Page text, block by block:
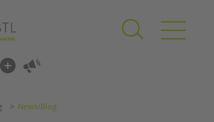
News/Blog